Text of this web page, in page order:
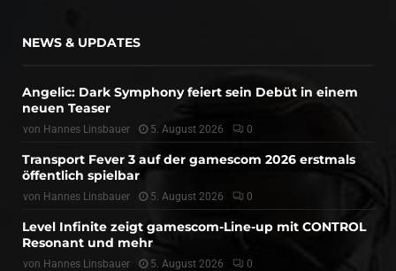
NEWS & UPDATES
Angelic: Dark Symphony feiert sein Debüt in einem
neuen Teaser
von Hannes Linsbauer 5. August 2026 0
Transport Fever 3 auf der gamescom 2026 erstmals
öffentlich spielbar
von Hannes Linsbauer 5. August 2026 0
Level Infinite zeigt gamescom-Line-up mit CONTROL
Resonant und mehr
von Hannes Linsbauer 5. August 2026 0